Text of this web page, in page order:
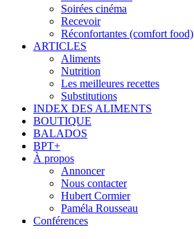
Soirées cinéma
Recevoir
Réconfortantes (comfort food)
ARTICLES
Aliments
Nutrition
Les meilleures recettes
Substitutions
INDEX DES ALIMENTS
BOUTIQUE
BALADOS
BPT+
À propos
Annoncer
Nous contacter
Hubert Cormier
Paméla Rousseau
Conférences